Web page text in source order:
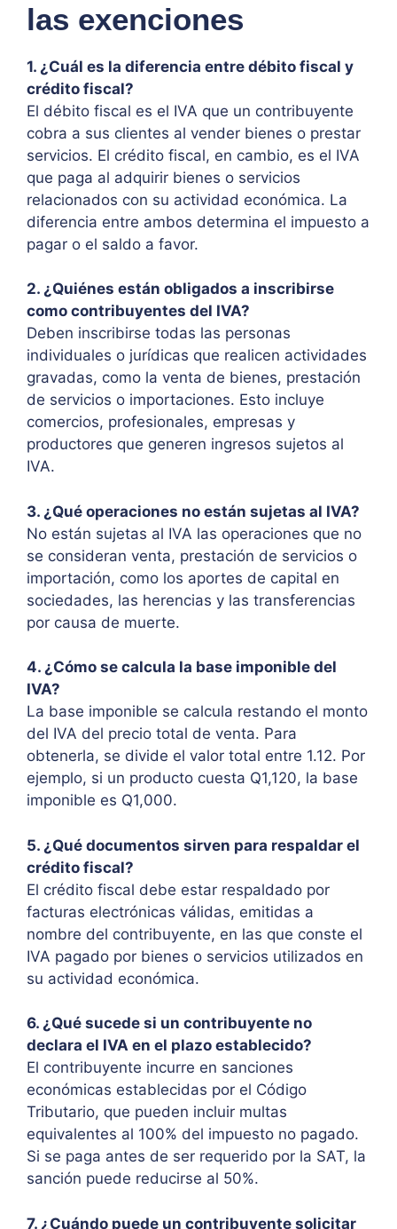
las exenciones
1. ¿Cuál es la diferencia entre débito fiscal y
crédito fiscal?
El débito fiscal es el IVA que un contribuyente
cobra a sus clientes al vender bienes o prestar
servicios. El crédito fiscal, en cambio, es el IVA
que paga al adquirir bienes o servicios
relacionados con su actividad económica. La
diferencia entre ambos determina el impuesto a
pagar o el saldo a favor.
2. ¿Quiénes están obligados a inscribirse
como contribuyentes del IVA?
Deben inscribirse todas las personas
individuales o jurídicas que realicen actividades
gravadas, como la venta de bienes, prestación
de servicios o importaciones. Esto incluye
comercios, profesionales, empresas y
productores que generen ingresos sujetos al
IVA.
3. ¿Qué operaciones no están sujetas al IVA?
No están sujetas al IVA las operaciones que no
se consideran venta, prestación de servicios o
importación, como los aportes de capital en
sociedades, las herencias y las transferencias
por causa de muerte.
4. ¿Cómo se calcula la base imponible del
IVA?
La base imponible se calcula restando el monto
del IVA del precio total de venta. Para
obtenerla, se divide el valor total entre 1.12. Por
ejemplo, si un producto cuesta Q1,120, la base
imponible es Q1,000.
5. ¿Qué documentos sirven para respaldar el
crédito fiscal?
El crédito fiscal debe estar respaldado por
facturas electrónicas válidas, emitidas a
nombre del contribuyente, en las que conste el
IVA pagado por bienes o servicios utilizados en
su actividad económica.
6. ¿Qué sucede si un contribuyente no
declara el IVA en el plazo establecido?
El contribuyente incurre en sanciones
económicas establecidas por el Código
Tributario, que pueden incluir multas
equivalentes al 100% del impuesto no pagado.
Si se paga antes de ser requerido por la SAT, la
sanción puede reducirse al 50%.
7. ¿Cuándo puede un contribuyente solicitar